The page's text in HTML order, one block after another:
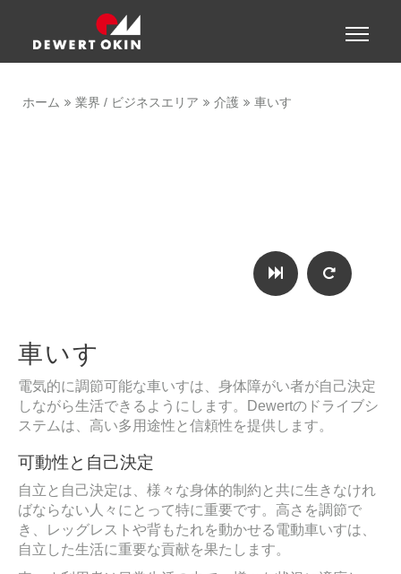
Toggle
ホーム 業界 / ビジネスエリア 介護 車いす
車いす
電気的に調節可能な車いすは、身体障がい者が自己決定
しながら生活できるようにします。Dewertのドライブシ
ステムは、高い多用途性と信頼性を提供します。
可動性と自己決定
自立と自己決定は、様々な身体的制約と共に生きなけれ
ばならない人々にとって特に重要です。高さを調節で
き、レッグレストや背もたれを動かせる電動車いすは、
自立した生活に重要な貢献を果たします。